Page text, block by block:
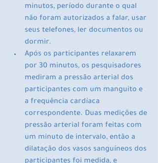
minutos, período durante o qual
não foram autorizados a falar, usar
seus telefones, ler documentos ou
dormir.
Após os participantes relaxarem
por 30 minutos, os pesquisadores
mediram a pressão arterial dos
participantes com um manguito e
a frequência cardíaca
correspondente. Duas medições de
pressão arterial foram feitas com
um minuto de intervalo, então a
dilatação dos vasos sanguíneos dos